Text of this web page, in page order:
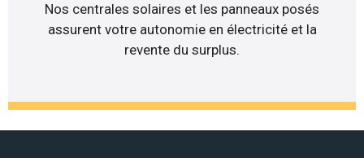
Nos centrales solaires et les panneaux posés
assurent votre autonomie en électricité et la
revente du surplus.